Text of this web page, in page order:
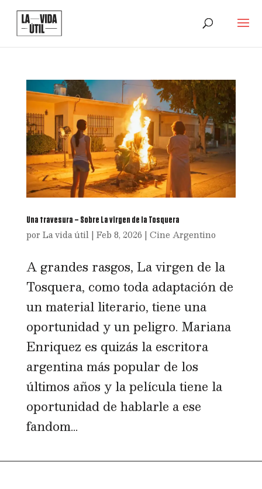
Una travesura – Sobre La virgen de la Tosquera
por La vida útil| Feb 8, 2026 | Cine Argentino
A grandes rasgos, La virgen de la
Tosquera, como toda adaptación de
un material literario, tiene una
oportunidad y un peligro. Mariana
Enriquez es quizás la escritora
argentina más popular de los
últimos años y la película tiene la
oportunidad de hablarle a ese
fandom...